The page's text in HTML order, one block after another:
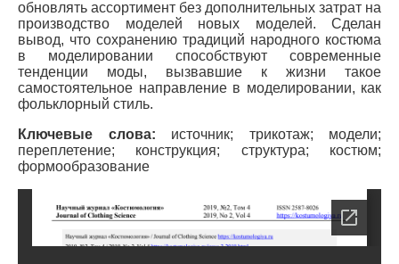
обновлять ассортимент без дополнительных затрат на
производство моделей новых моделей. Сделан
вывод, что сохранению традиций народного костюма
в моделировании способствуют современные
тенденции моды, вызвавшие к жизни такое
самостоятельное направление в моделировании, как
фольклорный стиль.
Ключевые слова: источник; трикотаж; модели;
переплетение; конструкция; структура; костюм;
формообразование